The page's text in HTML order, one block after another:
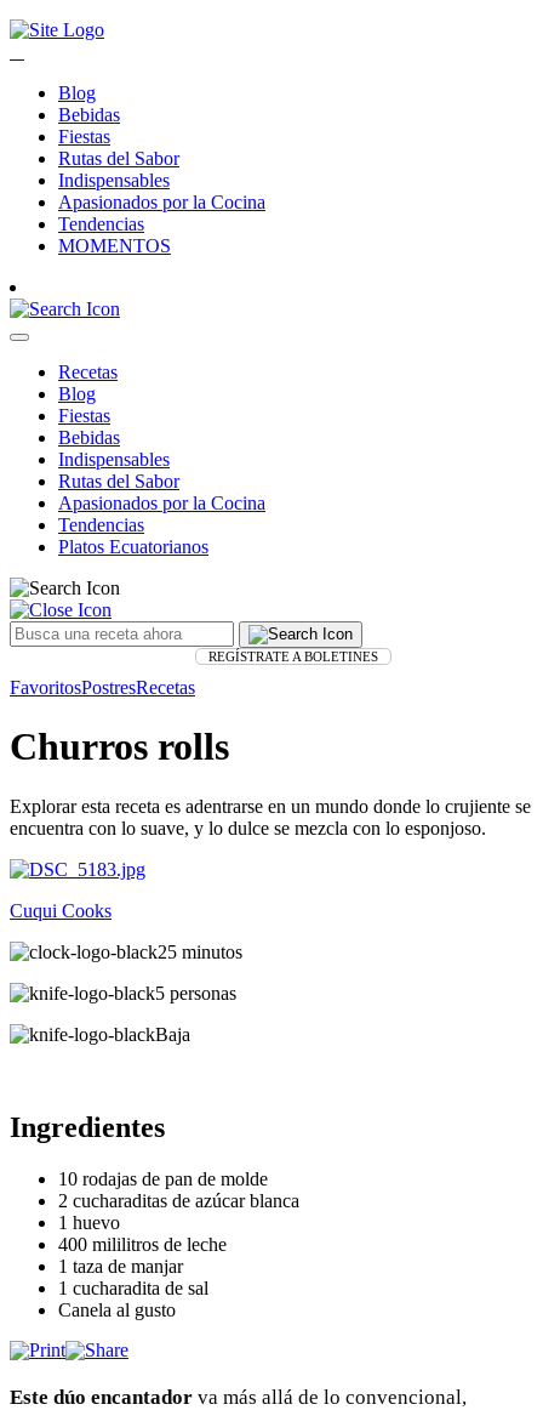
Blog
Bebidas
Fiestas
Rutas del Sabor
Indispensables
Apasionados por la Cocina
Tendencias
MOMENTOS
Recetas
Blog
Fiestas
Bebidas
Indispensables
Rutas del Sabor
Apasionados por la Cocina
Tendencias
Platos Ecuatorianos
REGÍSTRATE A BOLETINES
FavoritosPostresRecetas
Churros rolls
Explorar esta receta es adentrarse en un mundo donde lo crujiente se
encuentra con lo suave, y lo dulce se mezcla con lo esponjoso.
Cuqui Cooks
25 minutos
5 personas
Baja
Ingredientes
10 rodajas de pan de molde
2 cucharaditas de azúcar blanca
1 huevo
400 mililitros de leche
1 taza de manjar
1 cucharadita de sal
Canela al gusto
Este dúo encantador va más allá de lo convencional,